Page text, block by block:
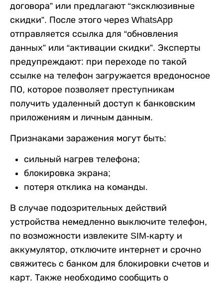
договора” или предлагают “эксклюзивные
скидки”. После этого через WhatsApp
отправляется ссылка для “обновления
данных” или “активации скидки”. Эксперты
предупреждают: при переходе по такой
ссылке на телефон загружается вредоносное
ПО, которое позволяет преступникам
получить удаленный доступ к банковским
приложениям и личным данным.
Признаками заражения могут быть:
сильный нагрев телефона;
блокировка экрана;
потеря отклика на команды.
В случае подозрительных действий
устройства немедленно выключите телефон,
по возможности извлеките SIM-карту и
аккумулятор, отключите интернет и срочно
свяжитесь с банком для блокировки счетов и
карт. Также необходимо сообщить о